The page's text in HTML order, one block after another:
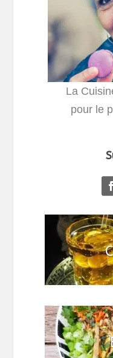
La
pour le